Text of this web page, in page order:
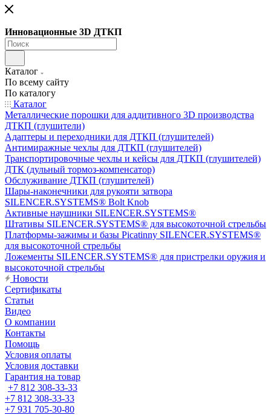
Инновационные 3D ДТКП
Каталог
По всему сайту
По каталогу
Каталог
Металлические порошки для аддитивного 3D производства
ДТКП (глушители)
Адаптеры и переходники для ДТКП (глушителей)
Антимиражные чехлы для ДТКП (глушителей)
Транспортировочные чехлы и кейсы для ДТКП (глушителей)
ДТК (дульный тормоз-компенсатор)
Обслуживание ДТКП (глушителей)
Шары-наконечники для рукояти затвора
SILENCER.SYSTEMS® Bolt Knob
Активные наушники SILENCER.SYSTEMS®
Штативы SILENCER.SYSTEMS® для высокоточной стрельбы
Платформы-зажимы и базы Picatinny SILENCER.SYSTEMS®
для высокоточной стрельбы
Ложементы SILENCER.SYSTEMS® для пристрелки оружия и
высокоточной стрельбы
Новости
Сертификаты
Статьи
Видео
О компании
Контакты
Помощь
Условия оплаты
Условия доставки
Гарантия на товар
+7 812 308-33-33
+7 812 308-33-33
+7 931 705-30-80